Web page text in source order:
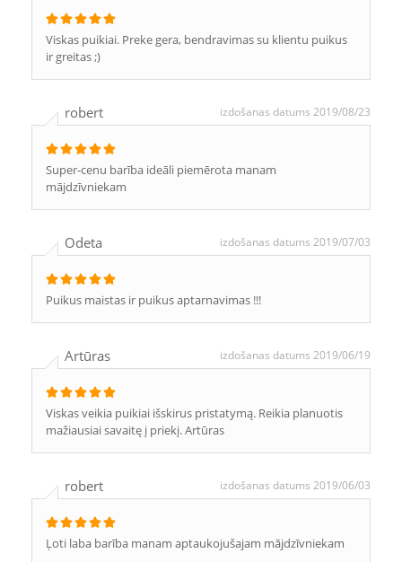
Viskas puikiai. Preke gera, bendravimas su klientu puikus
ir greitas ;)
robert izdošanas datums 2019/08/23
Super-cenu barība ideāli piemērota manam
mājdzīvniekam
Odeta izdošanas datums 2019/07/03
Puikus maistas ir puikus aptarnavimas !!!
Artūras izdošanas datums 2019/06/19
Viskas veikia puikiai išskirus pristatymą. Reikia planuotis
mažiausiai savaitę į priekį. Artūras
robert izdošanas datums 2019/06/03
Ļoti laba barība manam aptaukojušajam mājdzīvniekam